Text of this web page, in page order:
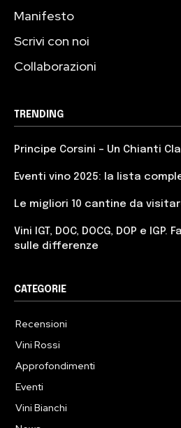
Manifesto
Scrivi con noi
Collaborazioni
TRENDING
Principe Corsini – Un Chianti
Eventi vino 2025: la lista
Le migliori 10 cantine da
Vini IGT, DOC, DOCG, DOP e
sulle differenze
CATEGORIE
Recensioni
Vini Rossi
Approfondimenti
Eventi
Vini Bianchi